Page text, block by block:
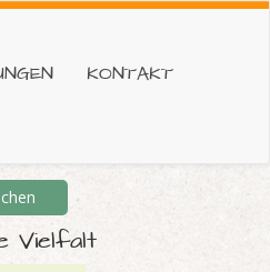
KONTAKT
Vielfalt